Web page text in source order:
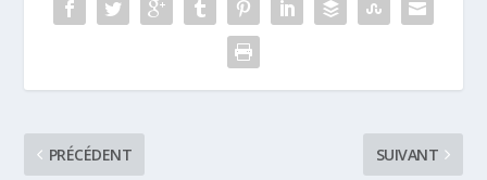
PRÉCÉDENT SUIVANT